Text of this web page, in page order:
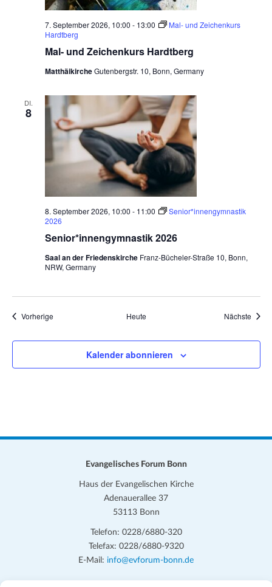
Mal- und Zeichenkurs Hardtberg
7. September 2026, 10:00 - 13:00
Mal- und Zeichenkurs
Hardtberg
MatthäikircheGutenbergstr. 10, Bonn, Germany
DI.
8
Senior*innengymnastik 2026
8. September 2026, 10:00 - 11:00
Senior*innengymnastik
2026
Saal an der Friedenskirche Franz-Bücheler-Straße 10, Bonn,
NRW, Germany
VorherigeVeranstaltungen Heute Nächste
Kalender abonnieren
Evangelisches Forum Bonn
Haus der Evangelischen Kirche
Adenauerallee 37
53113 Bonn
Telefon: 0228/6880-320
Telefax: 0228/6880-9320
E-Mail: info@evforum-bonn.de